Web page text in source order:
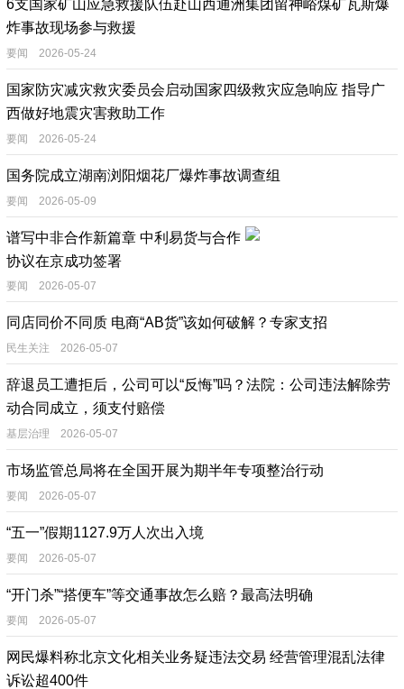
6支国家矿山应急救援队伍赴山西通洲集团留神峪煤矿瓦斯爆
炸事故现场参与救援
要闻 2026-05-24
国家防灾减灾救灾委员会启动国家四级救灾应急响应 指导广
西做好地震灾害救助工作
要闻 2026-05-24
国务院成立湖南浏阳烟花厂爆炸事故调查组
要闻 2026-05-09
谱写中非合作新篇章 中利易货与合作
协议在京成功签署
要闻 2026-05-07
同店同价不同质 电商“AB货”该如何破解？专家支招
民生关注 2026-05-07
辞退员工遭拒后，公司可以“反悔”吗？法院：公司违法解除劳
动合同成立，须支付赔偿
基层治理 2026-05-07
市场监管总局将在全国开展为期半年专项整治行动
要闻 2026-05-07
“五一”假期1127.9万人次出入境
要闻 2026-05-07
“开门杀”“搭便车”等交通事故怎么赔？最高法明确
要闻 2026-05-07
网民爆料称北京文化相关业务疑违法交易 经营管理混乱法律
诉讼超400件